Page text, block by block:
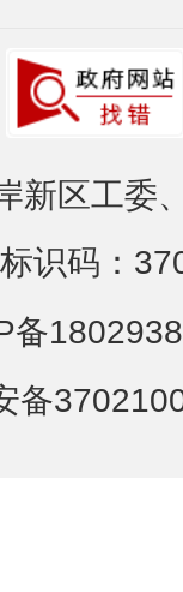
新区工委
识码：
备
备